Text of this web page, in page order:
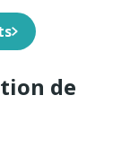
de